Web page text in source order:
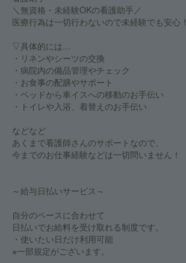
＼無資格・未経験OKの看護助手／
医療行為は一切行わないので未経験でも安心！
▽具体的には…
・リネンやシーツの交換
・病院内の備品管理やチェック
・お食事の配膳やサポート
・ベッドから車イスへの移動のお手伝い
・トイレや入浴、着替えのお手伝い
などなど
あくまで看護師さんのサポートなので、
今までのお仕事経験などは一切問いません！
～給与日払いサービス～
自分のペースに合わせて
日払いでお給料を受け取れる制度です。
・使いたい日だけ利用可能
※一部規定がございます。